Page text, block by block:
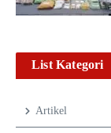
List Kategori
Artikel